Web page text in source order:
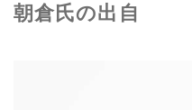
朝倉氏の出自